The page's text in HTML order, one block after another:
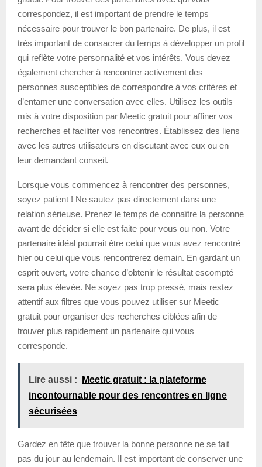
correspondez, il est important de prendre le temps
nécessaire pour trouver le bon partenaire. De plus, il est
très important de consacrer du temps à développer un profil
qui reflète votre personnalité et vos intérêts. Vous devez
également chercher à rencontrer activement des
personnes susceptibles de correspondre à vos critères et
d’entamer une conversation avec elles. Utilisez les outils
mis à votre disposition par Meetic gratuit pour affiner vos
recherches et faciliter vos rencontres. Établissez des liens
avec les autres utilisateurs en discutant avec eux ou en
leur demandant conseil.
Lorsque vous commencez à rencontrer des personnes,
soyez patient ! Ne sautez pas directement dans une
relation sérieuse. Prenez le temps de connaître la personne
avant de décider si elle est faite pour vous ou non. Votre
partenaire idéal pourrait être celui que vous avez rencontré
hier ou celui que vous rencontrerez demain. En gardant un
esprit ouvert, votre chance d’obtenir le résultat escompté
sera plus élevée. Ne soyez pas trop pressé, mais restez
attentif aux filtres que vous pouvez utiliser sur Meetic
gratuit pour organiser des recherches ciblées afin de
trouver plus rapidement un partenaire qui vous
corresponde.
Lire aussi :
Meetic gratuit : la plateforme
incontournable pour des rencontres en ligne
sécurisées
Gardez en tête que trouver la bonne personne ne se fait
pas du jour au lendemain. Il est important de conserver une